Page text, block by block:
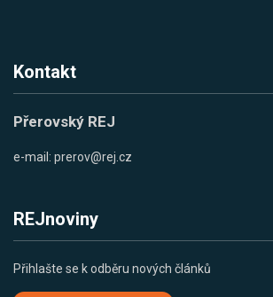
Kontakt
Přerovský REJ
e-mail: prerov@rej.cz
REJnoviny
Přihlašte se k odběru nových článků